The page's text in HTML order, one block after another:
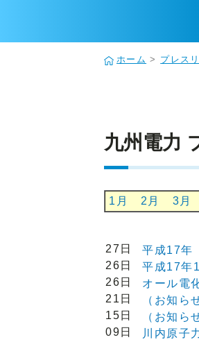
ホーム > プレス
九州電力
1月 2月 3月
27日
平成17年
26日
平成17年
26日
オール電
21日
（お知
15日
（お知ら
09日
川内原子